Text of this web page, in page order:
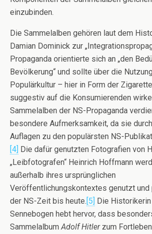
einzubinden.
Die Sammelalben gehören laut dem
Damian Dominick zur
Propaganda orientierte sich an „den
Bevölkerung“ und sollte über die
Populärkultur – hier in Form der
suggestiv auf die Konsumierenden
Sammelalben der NS-Propaganda
besondere Aufmerksamkeit, da sie
Auflagen zu den populärsten NS-
[4] Die dafür genutzten Fotografien von
„Leibfotografen“ Heinrich Hoffmann
außerhalb ihres ursprünglichen
Veröffentlichungskontextes genutzt und
der NS-Zeit bis heute.[5] Die Historikerin
Sennebogen hebt hervor, dass
Sammelalbum Adolf Hitlerzum Fortleben